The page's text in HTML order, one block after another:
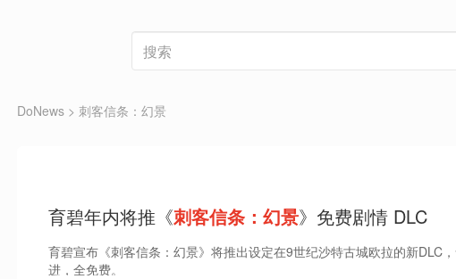
DoNews > 刺客信条：幻景
育碧年内将推《刺客信条：幻景》免费剧情 DLC
育碧宣布《刺客信条：幻景》将推出设定在9世纪沙特古城欧拉的新DLC
进，全免费。